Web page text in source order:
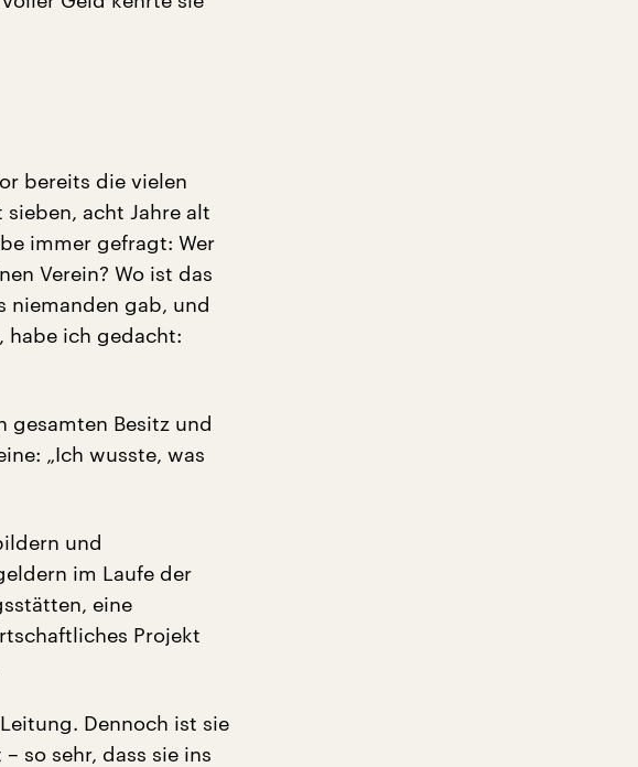
bereits die vielen
sieben, acht Jahre alt
immer gefragt: Wer
Verein? Wo ist das
niemanden gab, und
habe ich gedacht:
gesamten Besitz und
„Ich wusste, was
und
im Laufe der
eine
Projekt
Dennoch ist sie
so sehr, dass sie ins